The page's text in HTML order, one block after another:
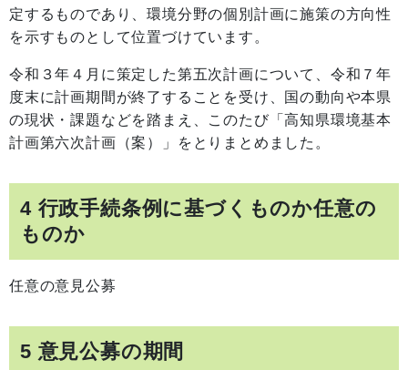
定するものであり、環境分野の個別計画に施策の方向性
を示すものとして位置づけています。
令和３年４月に策定した第五次計画について、令和７年
度末に計画期間が終了することを受け、国の動向や本県
の現状・課題などを踏まえ、このたび「高知県環境基本
計画第六次計画（案）」をとりまとめました。
4 行政手続条例に基づくものか任意の
ものか
任意の意見公募
5 意見公募の期間